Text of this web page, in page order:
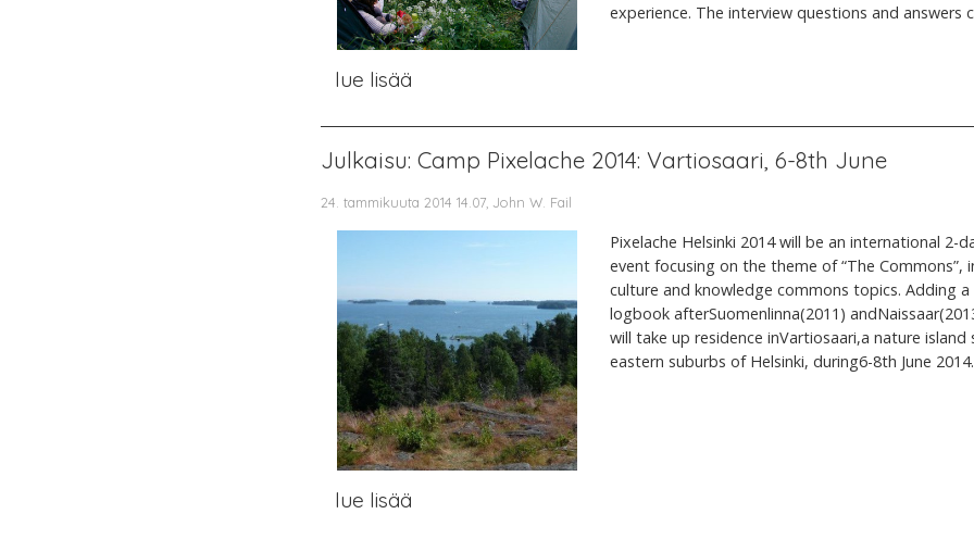
experience. The interview questions and answers
lue lisää
Julkaisu: Camp Pixelache 2014: Vartiosaari, 6-8th June
24. tammikuuta 2014 14.07, John W. Fail
Pixelache Helsinki 2014 will be an international 2-
event focusing on the theme of “The Commons”,
culture and knowledge commons topics. Adding
logbook afterSuomenlinna(2011)
will take up residence inVartiosaari,a nature island
eastern suburbs of Helsinki, during6-8th June
lue lisää